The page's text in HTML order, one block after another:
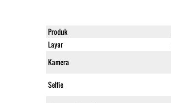
Produk
Layar
Kamera
Selfie